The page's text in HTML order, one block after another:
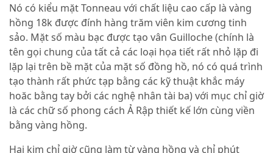
Nó có kiểu mặt Tonneau với chất liệu cao cấp là vàng
hồng 18k được đính hàng trăm viên kim cương tinh
sảo. Mặt số màu bạc được tạo vân Guilloche (chính là
tên gọi chung của tất cả các loại họa tiết rất nhỏ lặp đi
lặp lại trên bề mặt của mặt số đồng hồ, nó có quá trình
tạo thành rất phức tạp bằng các kỹ thuật khắc máy
hoăc bằng tay bởi các nghệ nhân tài ba) với mục chỉ giờ
là các chữ số phong cách Ả Rập thiết kế lớn cùng viền
bằng vàng hồng.
Hai kim chỉ giờ cũng làm từ vàng hồng và chỉ phút